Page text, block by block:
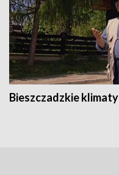
Bieszczadzkie klimaty